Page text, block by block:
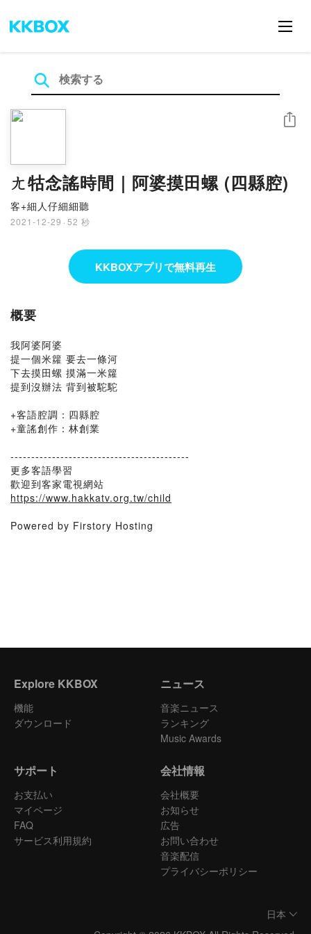
ㄤ牯念謠時間｜阿婆摸田螺 (四縣腔)
客+細人仔細細聽
2021-12-29 · 52 秒
シェア
KKBOXアプリで無料再生
概要
我阿婆阿婆
提一個米籮 要去一條河
下去摸田螺 摸滿一米籮
提到沒辦法 背到被駝駝
+客語腔調：四縣腔
+童謠創作：林創業
-------------------------------------------
更多客語學習
歡迎到客家電視網站
https://www.hakkatv.org.tw/child
Powered by Firstory Hosting
Explore KKBOX
機能
ダウンロード
ニュース
音楽ニュース
ランキング
Music Awards
サポート
お支払い
マイページ
FAQ
サービス利用規約
会社情報
会社概要
お知らせ
広告
お問い合わせ
音楽配信
プライバシーポリシー
日本